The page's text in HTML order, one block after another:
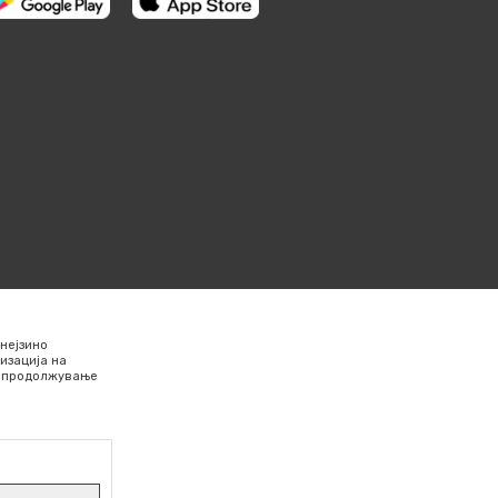
на
продолжување